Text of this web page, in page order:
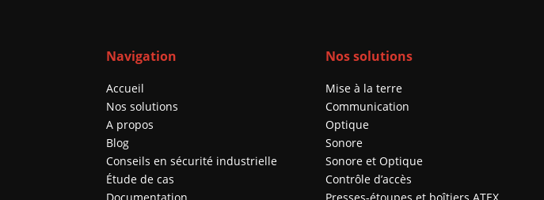
Navigation
Accueil
Nos solutions
A propos
Blog
Conseils en sécurité industrielle
Étude de cas
Documentation
Nos solutions
Mise à la terre
Communication
Optique
Sonore
Sonore et Optique
Contrôle d’accès
Presses-étoupes et boîtiers ATEX